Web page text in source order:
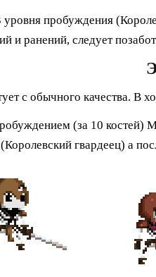
уровня пробуждения
и ранений, следует
с обычного качества. В
(за 10 костей)
гвардеец) а